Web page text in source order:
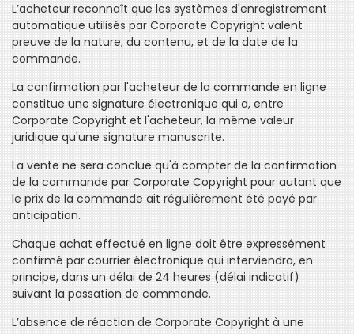
L’acheteur reconnaît que les systèmes d'enregistrement
automatique utilisés par Corporate Copyright valent
preuve de la nature, du contenu, et de la date de la
commande.
La confirmation par l'acheteur de la commande en ligne
constitue une signature électronique qui a, entre
Corporate Copyright et l'acheteur, la même valeur
juridique qu'une signature manuscrite.
La vente ne sera conclue qu'à compter de la confirmation
de la commande par Corporate Copyright pour autant que
le prix de la commande ait régulièrement été payé par
anticipation.
Chaque achat effectué en ligne doit être expressément
confirmé par courrier électronique qui interviendra, en
principe, dans un délai de 24 heures (délai indicatif)
suivant la passation de commande.
L’absence de réaction de Corporate Copyright à une